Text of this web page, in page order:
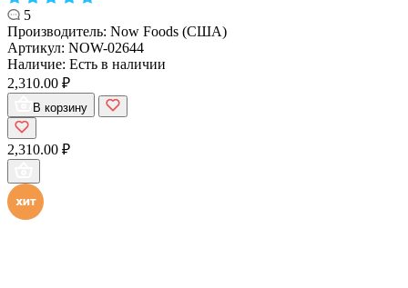
5
Производитель: Now Foods (США)
Артикул: NOW-02644
Наличие: Есть в наличии
2,310.00 ₽
В корзину
2,310.00 ₽